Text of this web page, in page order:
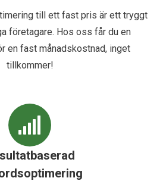
till ett fast pris är ett tryggt
företagare. Hos oss får du en
en fast månadskostnad, inget
tillkommer!